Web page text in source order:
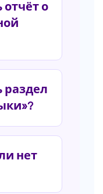
отчёт о
раздел
нет